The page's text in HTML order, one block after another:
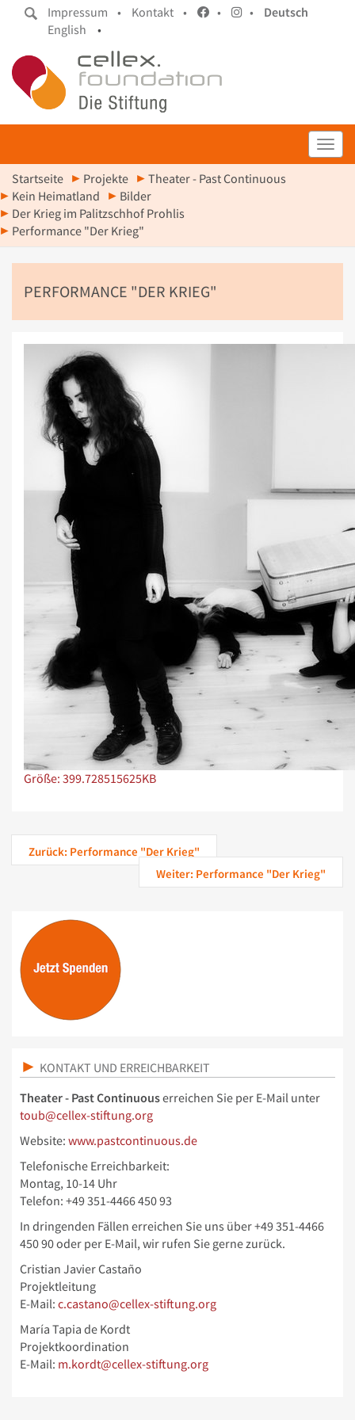
Impressum • Kontakt • • •
Deutsch
English
•
Startseite Projekte
Theater - Past Continuous
Kein Heimatland
Bilder
Der Krieg im Palitzschhof Prohlis
Performance "Der Krieg"
PERFORMANCE "DER KRIEG"
Zeige Bild in voller Größe…
Größe: 399.728515625KB
Zurück: Performance "Der Krieg"
Weiter: Performance "Der Krieg"
KONTAKT UND ERREICHBARKEIT
Theater - Past Continuouserreichen Sie per E-Mail unter
toub@cellex-stiftung.org
Website: www.pastcontinuous.de
Telefonische Erreichbarkeit:
Montag, 10-14 Uhr
Telefon: +49 351-4466 450 93
In dringenden Fällen erreichen Sie uns über+49 351-4466
450 90 oder per E-Mail, wir rufen Sie gerne zurück.
Cristian Javier Castaño
Projektleitung
E-Mail: c.castano@cellex-stiftung.org
María Tapia de Kordt
Projektkoordination
E-Mail: m.kordt@cellex-stiftung.org